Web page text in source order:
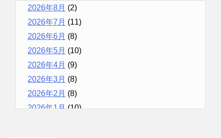
2026年8月 (2)
2026年7月 (11)
2026年6月 (8)
2026年5月 (10)
2026年4月 (9)
2026年3月 (8)
2026年2月 (8)
2026年1月(10)